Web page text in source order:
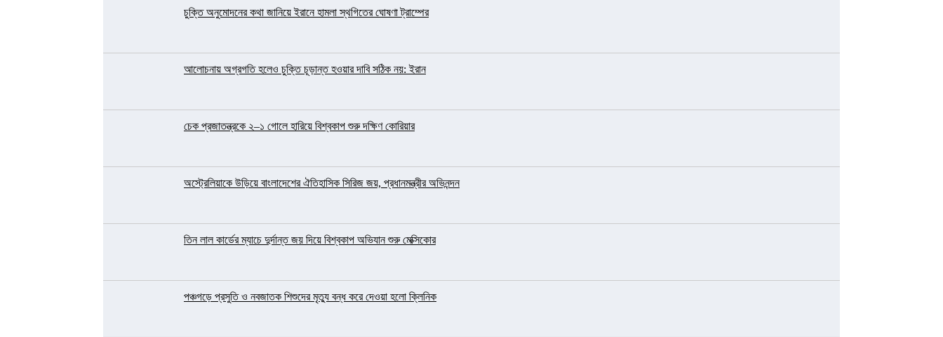
চুক্তি অনুমোদনের কথা জানিয়ে ইরানে হামলা স্থগিতের ঘোষণা ট্রাম্পের
আলোচনায় অগ্রগতি হলেও চুক্তি চূড়ান্ত হওয়ার দাবি সঠিক নয়: ইরান
চেক প্রজাতন্ত্রকে ২–১ গোলে হারিয়ে বিশ্বকাপ শুরু দক্ষিণ কোরিয়ার
অস্ট্রেলিয়াকে উড়িয়ে বাংলাদেশের ঐতিহাসিক সিরিজ জয়, প্রধানমন্ত্রীর অভিনন্দন
তিন লাল কার্ডের ম্যাচে দুর্দান্ত জয় দিয়ে বিশ্বকাপ অভিযান শুরু মেক্সিকোর
পঞ্চগড়ে প্রসুতি ও নবজাতক শিশুদের মৃত্যু বন্ধ করে দেওয়া হলো ক্লিনিক